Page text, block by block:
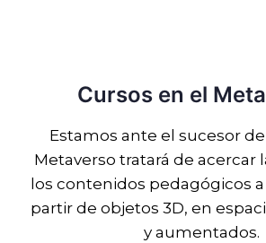
Cursos en el
Estamos ante el sucesor
Metaverso tratará de acercar
los contenidos pedagógicos
partir de objetos 3D, en
y aumentados.